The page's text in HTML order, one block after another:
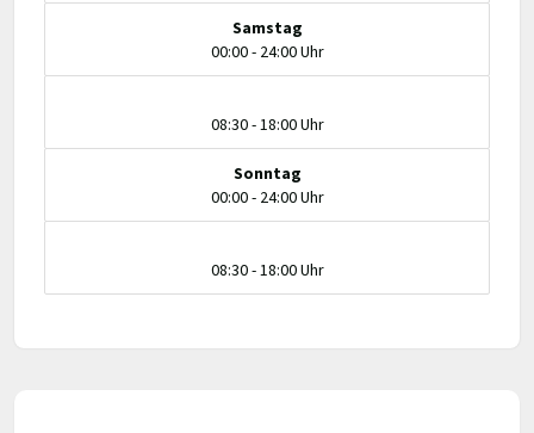
Samstag
00:00 - 24:00 Uhr
08:30 - 18:00 Uhr
Sonntag
00:00 - 24:00 Uhr
08:30 - 18:00 Uhr